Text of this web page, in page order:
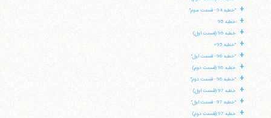
+ "خطبه 94 - قسمت سوم"
+ خطبه 95
+ خطبه 96 (قسمت اول)
+ "خطبه 95»
+ "خطبه 96 - قسمت اول"
+ خطبه 96 (قسمت دوم)
+ "خطبه 96 - قسمت دوم"
+ خطبه 97 (قسمت اول)
+ "خطبه 97 - قسمت اول"
+ خطبه 97 (قسمت دوم)